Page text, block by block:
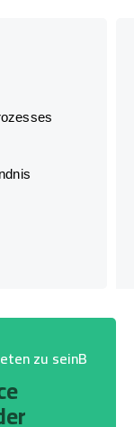
zu seinB